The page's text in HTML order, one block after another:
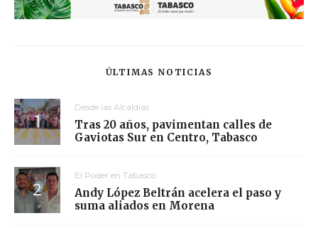
ÚLTIMAS NOTICIAS
Desde las Alcaldías
Tras 20 años, pavimentan calles de
Gaviotas Sur en Centro, Tabasco
El Poder en Tabasco
Andy López Beltrán acelera el paso y
suma aliados en Morena